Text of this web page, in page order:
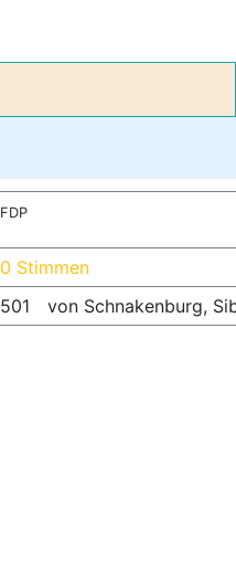
FDP
0 Stimmen
501
von Schnakenburg,